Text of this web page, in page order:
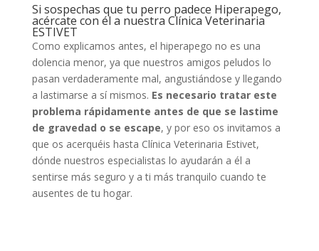
Si sospechas que tu perro padece Hiperapego,
acércate con él a nuestra Clínica Veterinaria
ESTIVET
Como explicamos antes, el hiperapego no es una
dolencia menor, ya que nuestros amigos peludos lo
pasan verdaderamente mal, angustiándose y llegando
a lastimarse a sí mismos. Es necesario tratar este
problema rápidamente antes de que se lastime
de gravedad o se escape, y por eso os invitamos a
que os acerquéis hasta Clínica Veterinaria Estivet,
dónde nuestros especialistas lo ayudarán a él a
sentirse más seguro y a ti más tranquilo cuando te
ausentes de tu hogar.